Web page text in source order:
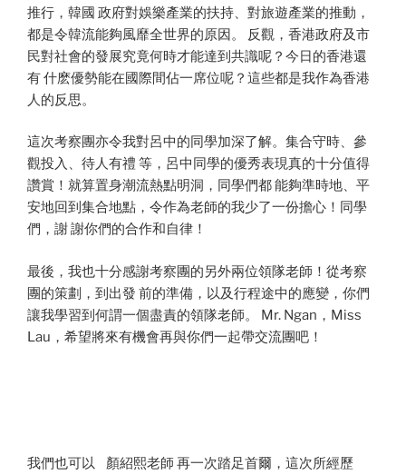
推行，韓國 政府對娛樂產業的扶持、對旅遊產業的推動，
都是令韓流能夠風靡全世界的原因。 反觀，香港政府及市
民對社會的發展究竟何時才能達到共識呢？今日的香港還
有 什麽優勢能在國際間佔一席位呢？這些都是我作為香港
人的反思。
這次考察團亦令我對呂中的同學加深了解。集合守時、參
觀投入、待人有禮 等，呂中同學的優秀表現真的十分值得
讚賞！就算置身潮流熱點明洞，同學們都 能夠準時地、平
安地回到集合地點，令作為老師的我少了一份擔心！同學
們，謝 謝你們的合作和自律！
最後，我也十分感謝考察團的另外兩位領隊老師！從考察
團的策劃，到出發 前的準備，以及行程途中的應變，你們
讓我學習到何謂一個盡責的領隊老師。 Mr. Ngan，Miss
Lau，希望將來有機會再與你們一起帶交流團吧！
我們也可以 顏紹熙老師 再一次踏足首爾，這次所經歷